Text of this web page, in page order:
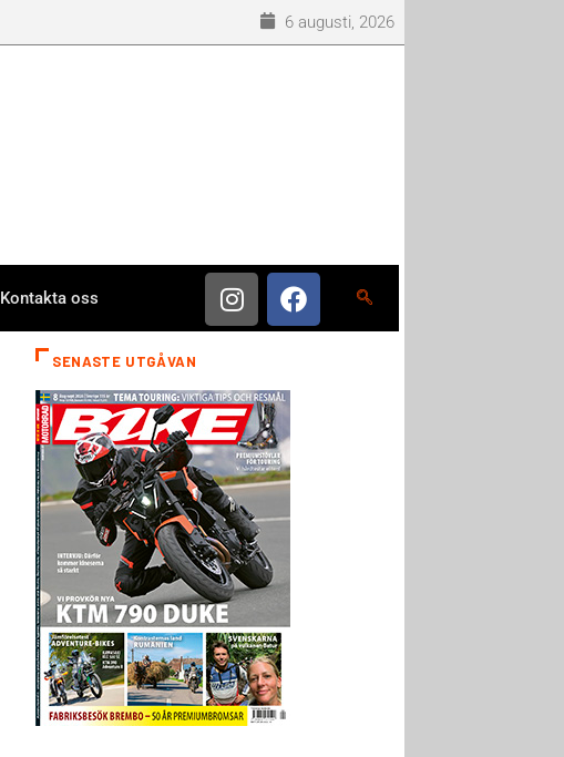
6 augusti, 2026
Kontakta oss
SENASTE UTGÅVAN